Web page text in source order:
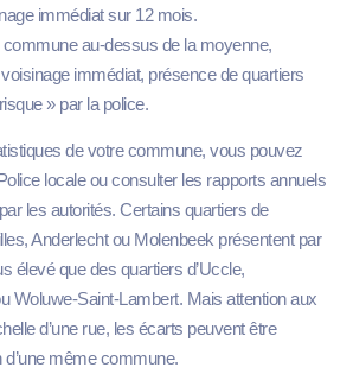
immédiat sur 12 mois.
au-dessus de la moyenne,
immédiat, présence de quartiers
» par la police.
de votre commune, vous pouvez
locale ou consulter les rapports annuels
les autorités. Certains quartiers de
Anderlecht ou Molenbeek présentent par
élevé que des quartiers d’Uccle,
Woluwe-Saint-Lambert. Mais attention aux
d’une rue, les écarts peuvent être
même commune.